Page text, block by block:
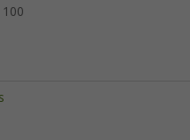
100